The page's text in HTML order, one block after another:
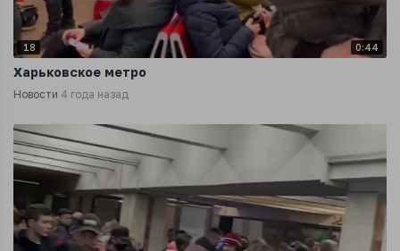
18 0:44
Харьковское метро
Новости 4 года назад